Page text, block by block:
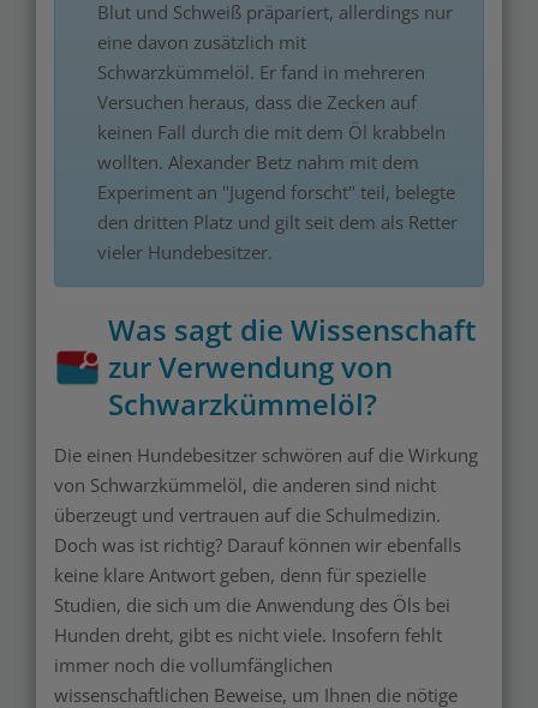
Blut und Schweiß präpariert, allerdings nur
eine davon zusätzlich mit
Schwarzkümmelöl. Er fand in mehreren
Versuchen heraus, dass die Zecken auf
keinen Fall durch die mit dem Öl krabbeln
wollten. Alexander Betz nahm mit dem
Experiment an "Jugend forscht" teil, belegte
den dritten Platz und gilt seit dem als Retter
vieler Hundebesitzer.
Was sagt die Wissenschaft
zur Verwendung von
Schwarzkümmelöl?
Die einen Hundebesitzer schwören auf die Wirkung
von Schwarzkümmelöl, die anderen sind nicht
überzeugt und vertrauen auf die Schulmedizin.
Doch was ist richtig? Darauf können wir ebenfalls
keine klare Antwort geben, denn für spezielle
Studien, die sich um die Anwendung des Öls bei
Hunden dreht, gibt es nicht viele. Insofern fehlt
immer noch die vollumfänglichen
wissenschaftlichen Beweise, um Ihnen die nötige